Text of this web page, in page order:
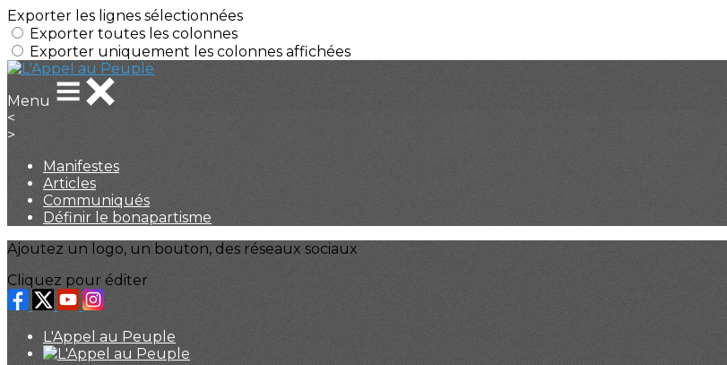
Exporter les lignes sélectionnées
Exporter toutes les colonnes
Exporter uniquement les colonnes affichées
Menu
<
>
Manifestes
Articles
Communiqués
Définir le bonapartisme
Ajoutez un logo, un bouton, des réseaux sociaux
Cliquez pour éditer
L'Appel au Peuple